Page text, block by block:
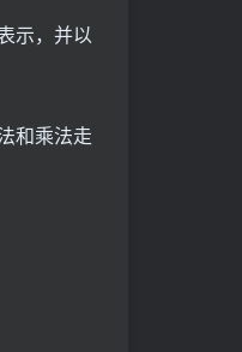
示，并以
和乘法走